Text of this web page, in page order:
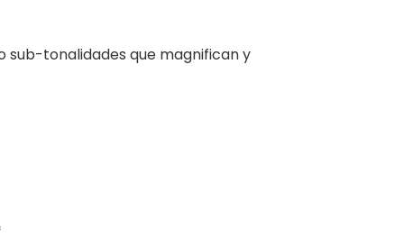
sub-tonalidades que magnifican y